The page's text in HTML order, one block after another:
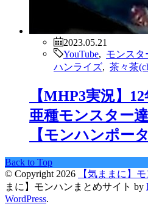
2023.05.21
YouTube
モンスタ
ハンライズ
茶々茶
【MHP3実況】
亜種モンスター
【モンハンポー
Back to Top
© Copyright 2026
【気ままに】
まに】モンハンまとめサイト by
WordPress.